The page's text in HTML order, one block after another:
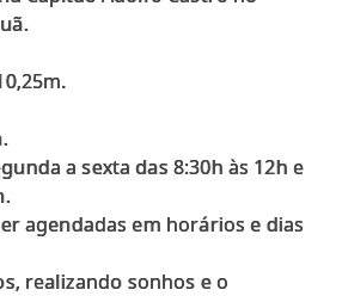
a sexta das 8:30h às 12h e
agendadas em horários e dias
realizando sonhos e o